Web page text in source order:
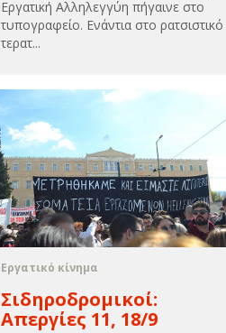
Εργατική Αλληλεγγύη πήγαινε στο
τυπογραφείο. Ενάντια στο ρατσιστικό
τερατ...
Εργατικό κίνημα
Σιδηροδρομικοί:
Απεργίες 11, 18/9